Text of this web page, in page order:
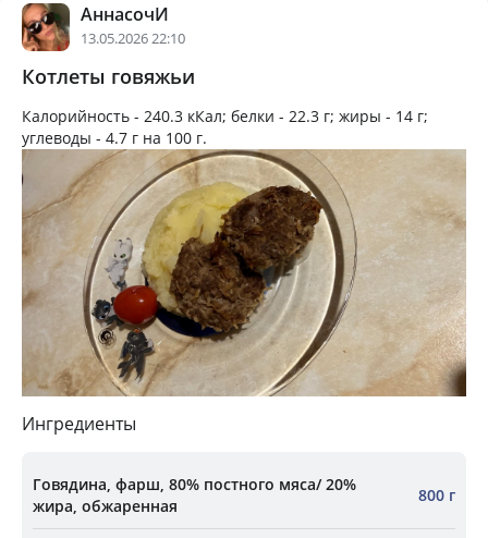
АннасочИ
13.05.2026 22:10
Котлеты говяжьи
Калорийность - 240.3 кКал; белки - 22.3 г; жиры - 14 г;
углеводы - 4.7 г на 100 г.
Ингредиенты
Говядина, фарш, 80% постного мяса/ 20%
жира, обжаренная
800 г